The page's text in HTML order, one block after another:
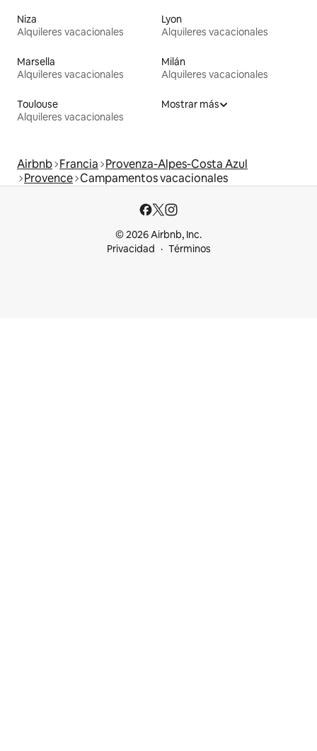
Niza
Alquileres vacacionales
Lyon
Alquileres vacacionales
Marsella
Alquileres vacacionales
Milán
Alquileres vacacionales
Toulouse
Alquileres vacacionales
Mostrar más
Airbnb Francia Provenza-Alpes-Costa Azul
Provence Campamentos vacacionales
© 2026 Airbnb, Inc.
Privacidad
Términos